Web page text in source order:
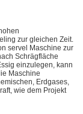
zur gleichen Zeit.
servel Maschine zur
Schrägfläche
einzulegen, kann
Maschine
Erdgases,
wie dem Projekt